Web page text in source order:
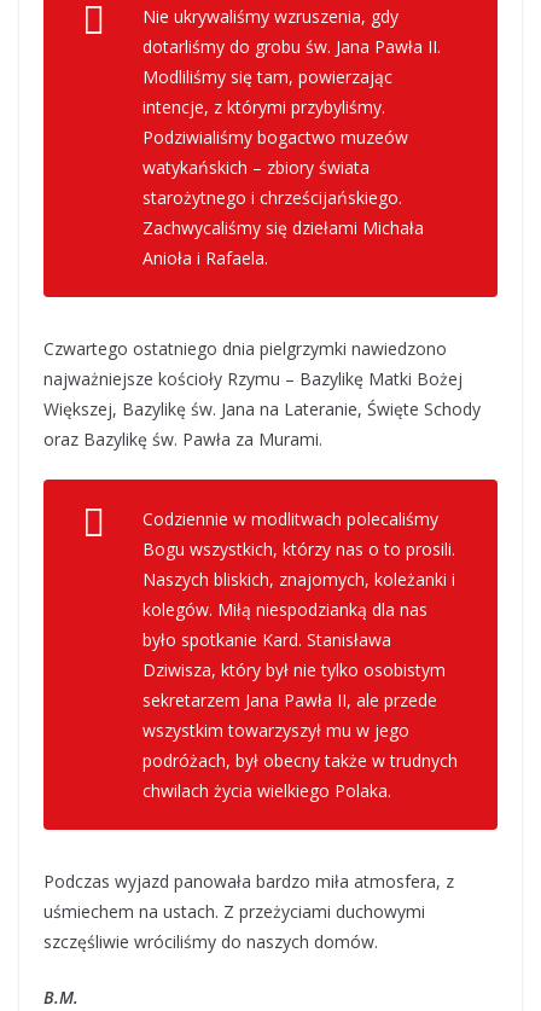
Nie ukrywaliśmy wzruszenia, gdy
dotarliśmy do grobu św. Jana Pawła II.
Modliliśmy się tam, powierzając
intencje, z którymi przybyliśmy.
Podziwialiśmy bogactwo muzeów
watykańskich – zbiory świata
starożytnego i chrześcijańskiego.
Zachwycaliśmy się dziełami Michała
Anioła i Rafaela.
Czwartego ostatniego dnia pielgrzymki nawiedzono
najważniejsze kościoły Rzymu – Bazylikę Matki Bożej
Większej, Bazylikę św. Jana na Lateranie, Święte Schody
oraz Bazylikę św. Pawła za Murami.
Codziennie w modlitwach polecaliśmy
Bogu wszystkich, którzy nas o to prosili.
Naszych bliskich, znajomych, koleżanki i
kolegów. Miłą niespodzianką dla nas
było spotkanie Kard. Stanisława
Dziwisza, który był nie tylko osobistym
sekretarzem Jana Pawła II, ale przede
wszystkim towarzyszył mu w jego
podróżach, był obecny także w trudnych
chwilach życia wielkiego Polaka.
Podczas wyjazd panowała bardzo miła atmosfera, z
uśmiechem na ustach. Z przeżyciami duchowymi
szczęśliwie wróciliśmy do naszych domów.
B.M.